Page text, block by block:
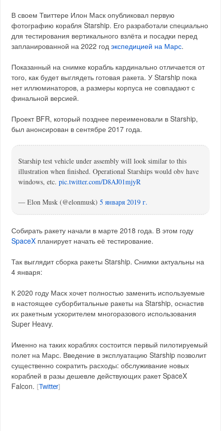
В своем Твиттере Илон Маск опубликовал первую
фотографию корабля Starship. Его разработали специально
для тестирования вертикального взлёта и посадки перед
запланированной на 2022 годэкспедицией на Марс.
Показанный на снимке корабль кардинально отличается от
того, как будет выглядеть готовая ракета. У Starship пока
нет иллюминаторов, а размеры корпуса не совпадают с
финальной версией.
Проект BFR, который позднее переименовали в Starship,
был анонсирован в сентябре 2017 года.
Starship test vehicle under assembly will look similar to this
illustration when finished. Operational Starships would obv have
windows, etc.pic.twitter.com/D8AJ01mjyR
— Elon Musk (@elonmusk)5 января 2019 г.
Собирать ракету начали в марте 2018 года. В этом году
SpaceX планирует начать её тестирование.
Так выглядит сборка ракеты Starship. Снимки актуальны на
4 января:
К 2020 году Маск хочет полностью заменить используемые
в настоящее суборбитальные ракеты на Starship, оснастив
их ракетным ускорителем многоразового использования
Super Heavy.
Именно на таких кораблях состоится первый пилотируемый
полет на Марс. Введение в эксплуатацию Starship позволит
существенно сократить расходы: обслуживание новых
кораблей в разы дешевле действующих ракет SpaceX
Falcon.
Twitter]